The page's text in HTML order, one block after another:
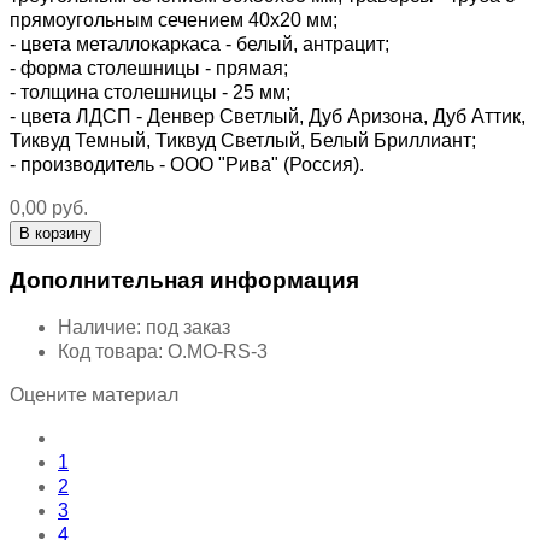
прямоугольным сечением 40х20 мм;
- цвета металлокаркаса - белый, антрацит;
- форма столешницы - прямая;
- толщина столешницы - 25 мм;
- цвета ЛДСП - Денвер Светлый, Дуб Аризона, Дуб Аттик,
Тиквуд Темный, Тиквуд Светлый, Белый Бриллиант;
- производитель - ООО "Рива" (Россия).
0,00 руб.
Дополнительная информация
Наличие: под заказ
Код товара: O.MO-RS-3
Оцените материал
1
2
3
4